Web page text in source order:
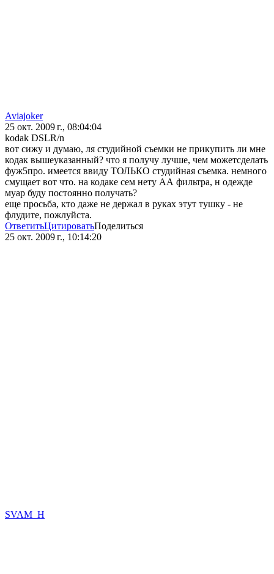
Aviajoker
25 окт. 2009 г., 08:04:04
kodak DSLR/n
вот сижу и думаю, ля студийной съемки не прикупить ли мне
кодак вышеуказанный? что я получу лучше, чем можетсделать
фуж5про. имеется ввиду ТОЛЬКО студийная съемка. немного
смущает вот что. на кодаке сем нету АА фильтра, н одежде
муар буду постоянно получать?
еще просьба, кто даже не держал в руках этут тушку - не
флудите, пожлуйста.
ОтветитьЦитироватьПоделиться
25 окт. 2009 г., 10:14:20
SVAM_H